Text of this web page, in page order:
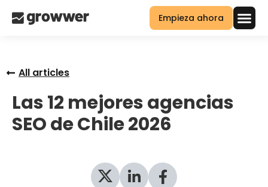
Empieza ahora
All articles
Las 12 mejores agencias
SEO de Chile 2026